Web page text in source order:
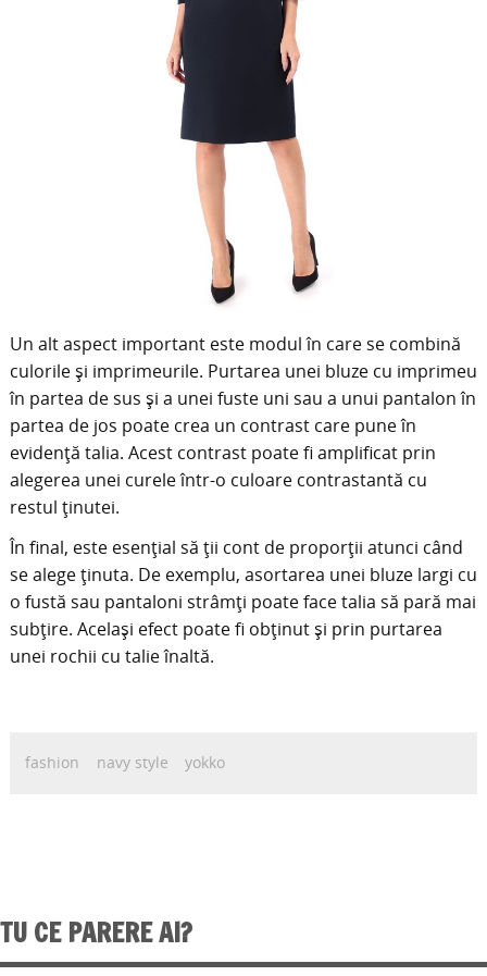
Un alt aspect important este modul în care se combină
culorile și imprimeurile. Purtarea unei bluze cu imprimeu
în partea de sus și a unei fuste uni sau a unui pantalon în
partea de jos poate crea un contrast care pune în
evidență talia. Acest contrast poate fi amplificat prin
alegerea unei curele într-o culoare contrastantă cu
restul ținutei.
În final, este esențial să ții cont de proporții atunci când
se alege ținuta. De exemplu, asortarea unei bluze largi cu
o fustă sau pantaloni strâmți poate face talia să pară mai
subțire. Același efect poate fi obținut și prin purtarea
unei rochii cu talie înaltă.
fashion navy style yokko
TU CE PARERE AI?